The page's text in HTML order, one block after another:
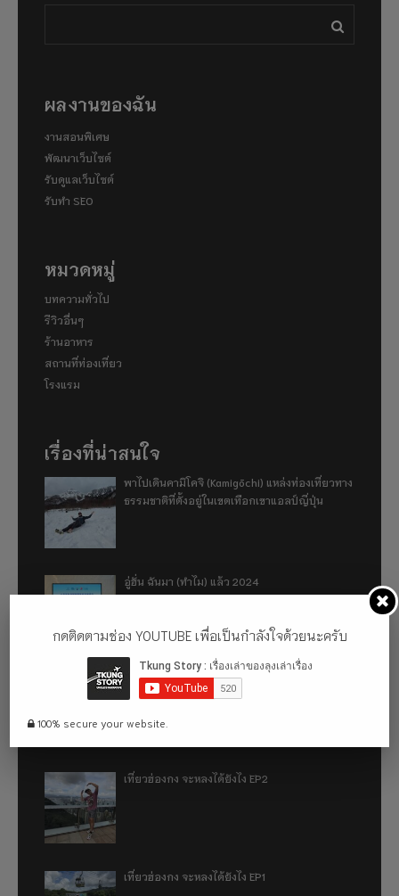
ผลงานของฉัน
งานสอนพิเศษ
พัฒนาเว็บไซต์
รับดูแลเว็บไซต์
รับทำ SEO
หมวดหมู่
บทความทั่วไป
รีวิวอื่นๆ
ร้านอาหาร
สถานที่ท่องเที่ยว
โรงแรม
เรื่องที่น่าสนใจ
พาไปเดินคามิโคจิ (Kamigōchi) แหล่งท่องเที่ยวทาง
ธรรมชาติที่ตั้งอยู่ในเขตเทือกเขาแอลป์ญี่ปุ่น
อู่ฮั่น ฉันมา (ทำไม) แล้ว 2024
รีวิว 1 ปีกับการใช้รถไฟฟ้า ora good cat ultra
500km
เที่ยวฮ่องกง จะหลงได้ยังไง EP2
เที่ยวฮ่องกง จะหลงได้ยังไง EP1
กดติดตามช่อง YOUTUBE เพื่อเป็นกำลังใจด้วยนะครับ
100% secure your website.